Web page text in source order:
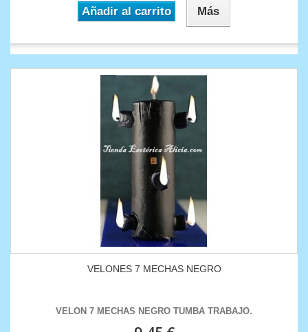
Añadir al carrito Más
VELONES 7 MECHAS NEGRO
VELON 7 MECHAS NEGRO TUMBA TRABAJO.